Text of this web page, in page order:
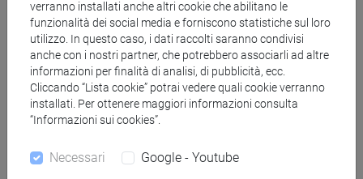
[FM4] FILOLOGIA E LETTERATURA ITALIANA -
Laurea magistrale (DM270)
moderno-contemporaneo
[FM40] FILOLOGIA, LINGUISTICA E
LETTERATURA ITALIANA - Laurea magistrale
(DM270)
moderno-contemporaneo
CONTEMPORANEA - Laurea magistrale
verranno installati anche altri cookie che abilitano le
funzionalità dei social media e forniscono statistiche sul loro
utilizzo. In questo caso, i dati raccolti saranno condivisi
anche con i nostri partner, che potrebbero associarli ad altre
informazioni per finalità di analisi, di pubblicità, ecc.
Cliccando “Lista cookie” potrai vedere quali cookie verranno
installati. Per ottenere maggiori informazioni consulta
“Informazioni sui cookies”.
Necessari Google - Youtube